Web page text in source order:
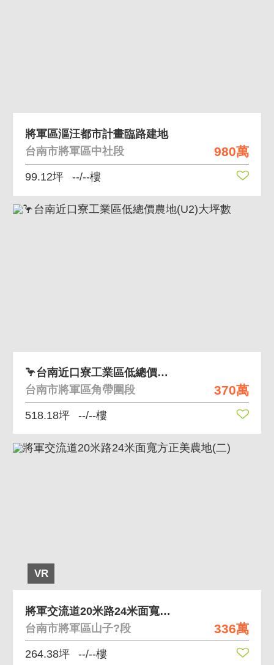
980萬
將軍區漚汪都市計畫臨路建地
台南市將軍區中社段
99.12坪 --/--樓
370萬
🦩台南近口寮工業區低總價農地(U2)大坪數
台南市將軍區角帶圍段
518.18坪 --/--樓
VR
336萬
將軍交流道20米路24米面寬方正美農地(二)
台南市將軍區山子?段
264.38坪 --/--樓